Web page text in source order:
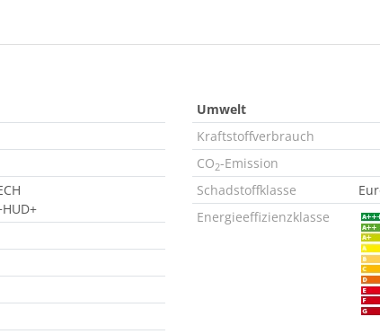
Umwelt
Kraftstoffverbrauch
CO2-Emission
Schadstoffklasse
Energieeffizienzklasse